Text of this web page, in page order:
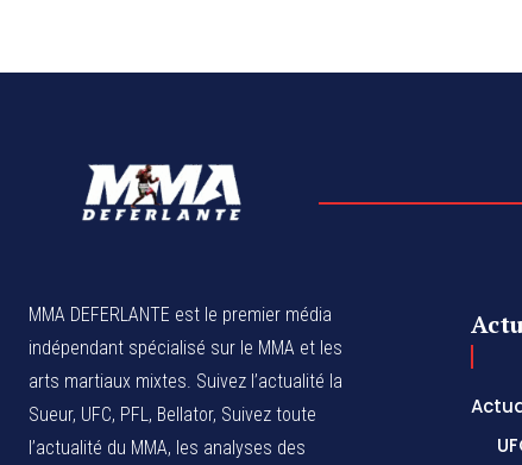
MMA DEFERLANTE est le premier média
indépendant spécialisé sur le MMA et les
arts martiaux mixtes. Suivez l’actualité la
Sueur, UFC, PFL, Bellator, Suivez toute
l’actualité du MMA, les analyses des